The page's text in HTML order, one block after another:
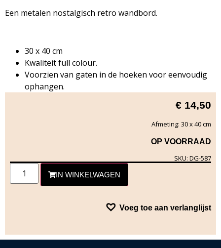
Een metalen nostalgisch retro wandbord.
30 x 40 cm
Kwaliteit full colour.
Voorzien van gaten in de hoeken voor eenvoudig
ophangen.
€ 14,50
Afmeting: 30 x 40 cm
OP VOORRAAD
SKU: DG-587
IN WINKELWAGEN
Voeg toe aan verlanglijst